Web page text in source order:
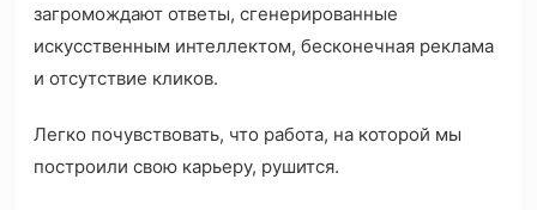
загромождают ответы, сгенерированные
искусственным интеллектом, бесконечная реклама
и отсутствие кликов.
Легко почувствовать, что работа, на которой мы
построили свою карьеру, рушится.